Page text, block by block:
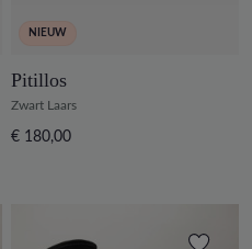
NIEUW
Pitillos
Zwart Laars
€ 180,00